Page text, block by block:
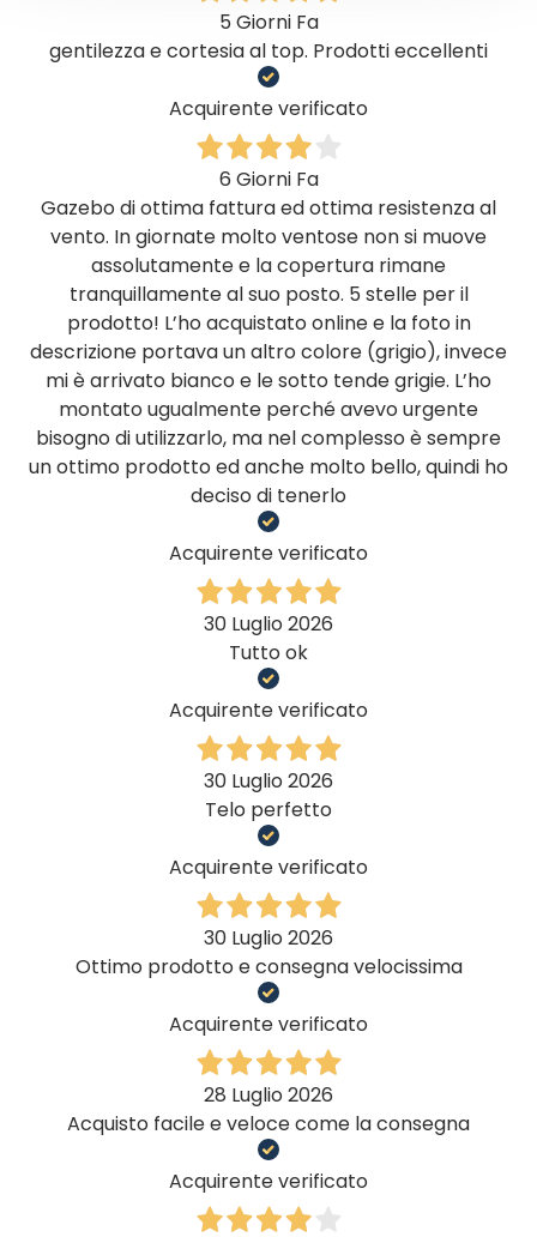
5 Giorni Fa
gentilezza e cortesia al top. Prodotti eccellenti
Acquirente verificato
6 Giorni Fa
Gazebo di ottima fattura ed ottima resistenza al
vento. In giornate molto ventose non si muove
assolutamente e la copertura rimane
tranquillamente al suo posto. 5 stelle per il
prodotto! L’ho acquistato online e la foto in
descrizione portava un altro colore (grigio), invece
mi è arrivato bianco e le sotto tende grigie. L’ho
montato ugualmente perché avevo urgente
bisogno di utilizzarlo, ma nel complesso è sempre
un ottimo prodotto ed anche molto bello, quindi ho
deciso di tenerlo
Acquirente verificato
30 Luglio 2026
Tutto ok
Acquirente verificato
30 Luglio 2026
Telo perfetto
Acquirente verificato
30 Luglio 2026
Ottimo prodotto e consegna velocissima
Acquirente verificato
28 Luglio 2026
Acquisto facile e veloce come la consegna
Acquirente verificato